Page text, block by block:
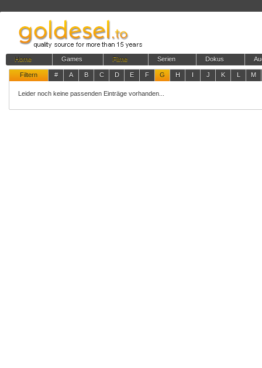
Home Games Filme Serien Dokus
Filtern # A B C D E F G H I J K L M
Leider noch keine passenden Einträge vorhanden...